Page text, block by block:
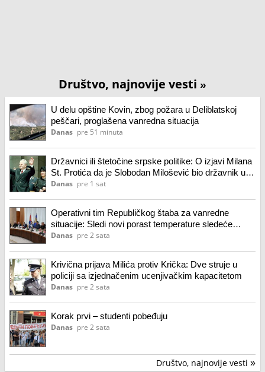
Društvo, najnovije vesti »
U delu opštine Kovin, zbog požara u Deliblatskoj
peščari, proglašena vanredna situacija
Danas pre 51 minuta
Državnici ili štetočine srpske politike: O izjavi Milana
St. Protića da je Slobodan Milošević bio državnik u
odnosu na Aleksandara Vučića
Danas pre 1 sat
Operativni tim Republičkog štaba za vanredne
situacije: Sledi novi porast temperature sledeće
nedelje
Danas pre 2 sata
Krivična prijava Milića protiv Krička: Dve struje u
policiji sa izjednačenim ucenjivačkim kapacitetom
Danas pre 2 sata
Korak prvi – studenti pobeđuju
Danas pre 2 sata
Društvo, najnovije vesti »